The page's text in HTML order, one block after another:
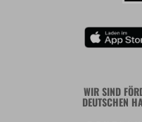
WIR SIND
DEUTSCHEN